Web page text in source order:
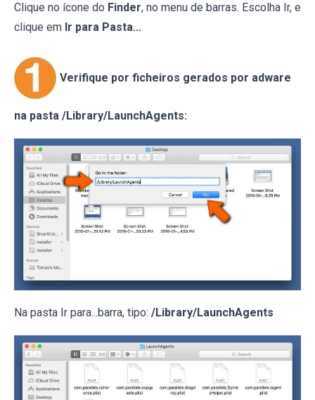
Clique no ícone do Finder, no menu de barras. Escolha Ir, e
clique em Ir para Pasta...
Verifique por ficheiros gerados por adware
na pasta /Library/LaunchAgents:
Na pasta Ir para...barra, tipo: /Library/LaunchAgents